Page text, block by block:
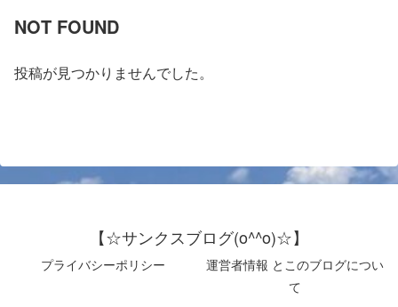
NOT FOUND
投稿が見つかりませんでした。
【☆サンクスブログ(o^^o)☆】
プライバシーポリシー
運営者情報 とこのブログについ
て